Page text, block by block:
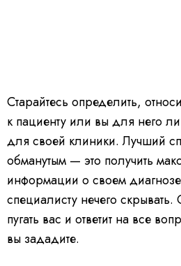
Старайтесь определить,
к пациенту или вы для него
для своей клиники. Лучший
обманутым — это получить
информации о своем
специалисту нечего скрывать.
пугать вас и ответит на все
вы зададите.